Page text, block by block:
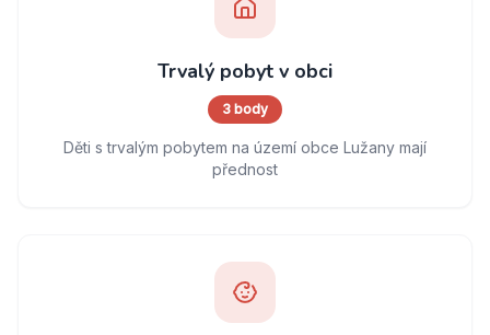
Trvalý pobyt v obci
3 body
Děti s trvalým pobytem na území obce Lužany mají
přednost